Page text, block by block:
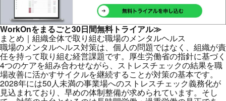
WorkOnをまるごと30日間無料トライアル≫
まとめ｜組織全体で取り組む職場のメンタルヘルス
職場のメンタルヘルス対策は、個人の問題ではなく、組織が責
任を持って取り組む経営課題です。厚生労働省の指針に基づく
4つのケアを組み合わせながら、ストレスチェックの結果を職
場改善に活かすサイクルを継続することが対策の基本です。
2028年には50人未満の事業場へのストレスチェック義務化が
見込まれており、早めの体制整備が求められています。そし